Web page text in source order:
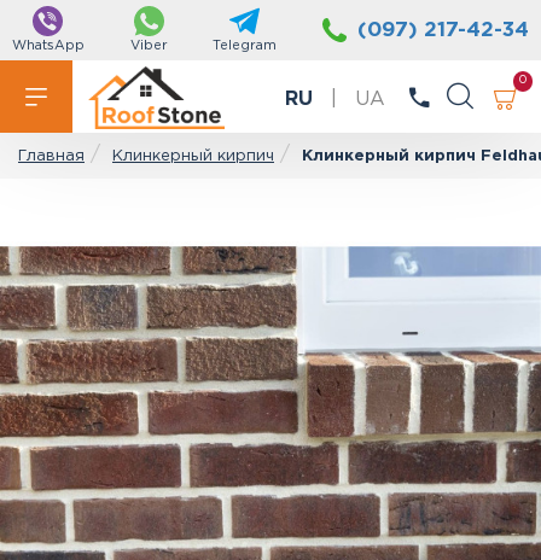
WhatsApp Viber Telegram
(097) 217-42-34
RU UA
0
Главная Клинкерный кирпич Клинкерный кирпич